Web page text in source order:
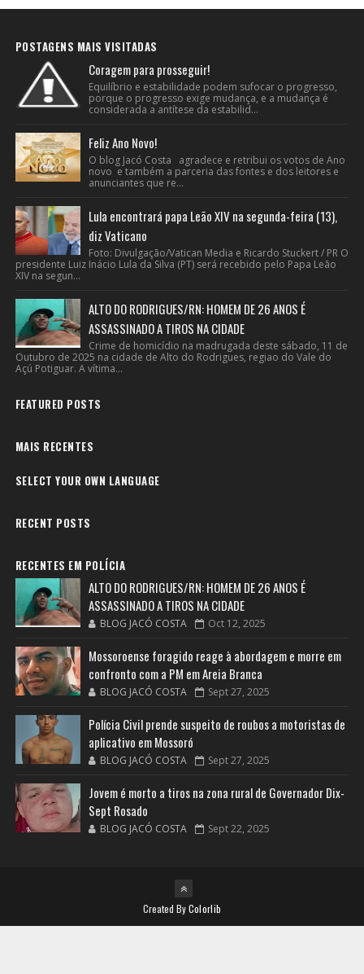
POSTAGENS MAIS VISITADAS
Coragem para prosseguir!
Equilíbrio e estabilidade podem sufocar o progresso,
porque o progresso exige mudança, e a mudança é
considerada a antítese da estabilid...
Feliz Ano Novo!
O blog Jacó Costa agradece e retribui os votos de Ano
novo e também a parceria das fontes e dos leitores e
anunciantes que re...
Lula encontrará papa Leão XIV na segunda-feira (13),
diz Vaticano
Foto: Divulgação/Vatican Media e Ricardo Stuckert / PR O
presidente Luiz Inácio Lula da Silva (PT) será recebido pelo Papa Leão
XIV na segun...
ALTO DO RODRIGUES/RN: HOMEM DE 26 ANOS É
ASSASSINADO A TIROS NA CIDADE
Crime de homicídio na madrugada deste sábado, 11 de
Outubro de 2025 na cidade de Alto do Rodrigues, regiao do Vale do
Açú Potiguar. A vítima...
FEATURED POSTS
MAIS RECENTES
SELECT YOUR OWN LANGUAGE
RECENT POSTS
RECENTES EM POLÍCIA
ALTO DO RODRIGUES/RN: HOMEM DE 26 ANOS É
ASSASSINADO A TIROS NA CIDADE
BLOG JACÓ COSTA Oct 12, 2025
Mossoroense foragido reage à abordagem e morre em
confronto com a PM em Areia Branca
BLOG JACÓ COSTA Sept 27, 2025
Polícia Civil prende suspeito de roubos a motoristas de
aplicativo em Mossoró
BLOG JACÓ COSTA Sept 27, 2025
Jovem é morto a tiros na zona rural de Governador Dix-
Sept Rosado
BLOG JACÓ COSTA Sept 22, 2025
Created ByColorlib